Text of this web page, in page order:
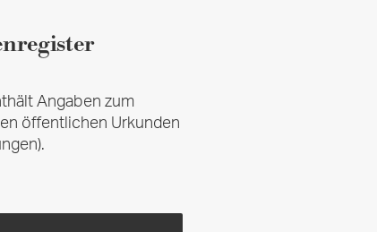
Angaben zum
öffentlichen Urkunden